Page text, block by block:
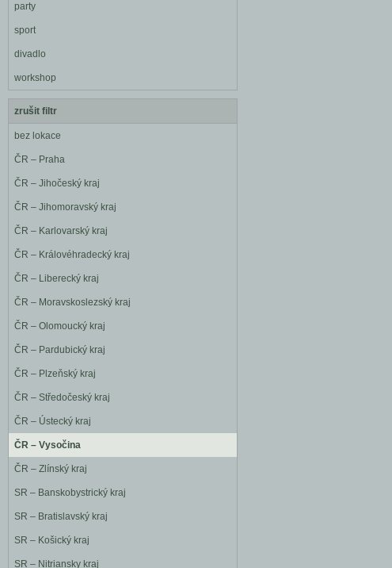
party
sport
divadlo
workshop
zrušit filtr
bez lokace
ČR – Praha
ČR – Jihočeský kraj
ČR – Jihomoravský kraj
ČR – Karlovarský kraj
ČR – Královéhradecký kraj
ČR – Liberecký kraj
ČR – Moravskoslezský kraj
ČR – Olomoucký kraj
ČR – Pardubický kraj
ČR – Plzeňský kraj
ČR – Středočeský kraj
ČR – Ústecký kraj
ČR – Vysočina
ČR – Zlínský kraj
SR – Banskobystrický kraj
SR – Bratislavský kraj
SR – Košický kraj
SR – Nitriansky kraj